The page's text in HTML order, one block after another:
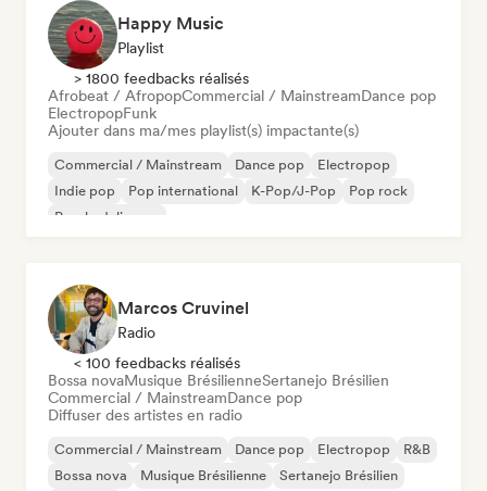
Happy Music
Playlist
> 1800 feedbacks réalisés
Afrobeat / AfropopCommercial / MainstreamDance pop
ElectropopFunk
Ajouter dans ma/mes playlist(s) impactante(s)
Commercial / Mainstream Dance pop
Electropop
Indie pop
Pop international K-Pop/J-Pop
Pop rock
Psychedelic pop
Marcos Cruvinel
Radio
< 100 feedbacks réalisés
Bossa novaMusique BrésilienneSertanejo Brésilien
Commercial / MainstreamDance pop
Diffuser des artistes en radio
Commercial / Mainstream Dance pop Electropop
R&B
Bossa nova
Musique Brésilienne
Sertanejo Brésilien